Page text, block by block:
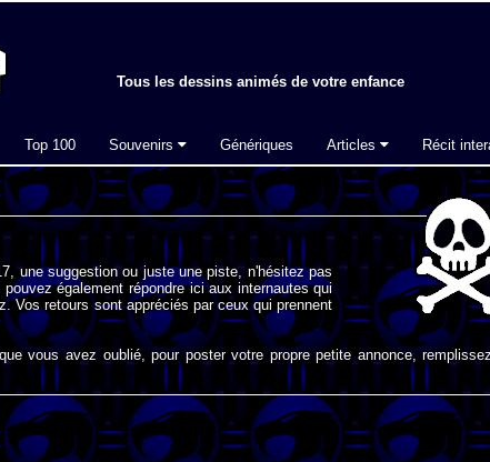
Tous les dessins animés de votre enfance
Top 100 Souvenirs Génériques Articles Récit
une suggestion ou juste une piste, n'hésitez pas
également répondre ici aux internautes qui
Vos retours sont appréciés par ceux qui prennent
vous avez oublié, pour poster votre propre petite annonce,